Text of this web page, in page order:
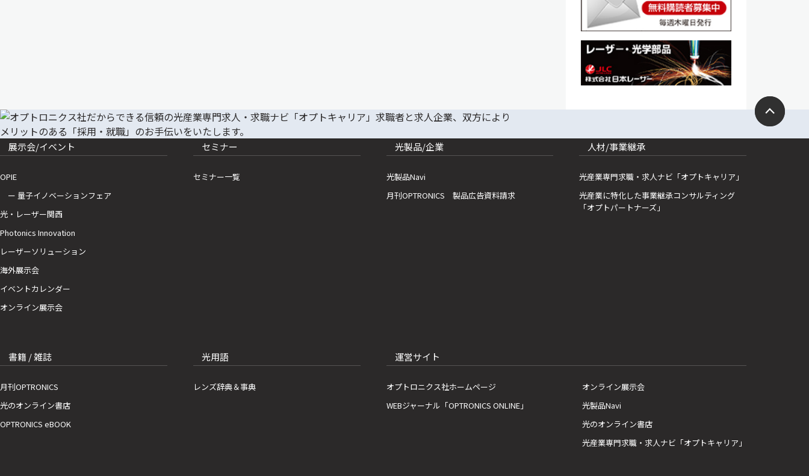
展示会/イベント
OPIE
ー 量子イノベーションフェア
光・レーザー関西
Photonics Innovation
レーザーソリューション
海外展示会
イベントカレンダー
オンライン展示会
セミナー
セミナー一覧
光製品/企業
光製品Navi
月刊OPTRONICS 製品広告資料請求
人材/事業継承
光産業専門求職・求人ナビ「オプトキャリア」
光産業に特化した事業継承コンサルティング
「オプトパートナーズ」
書籍 / 雑誌
月刊OPTRONICS
光のオンライン書店
OPTRONICS eBOOK
光用語
レンズ辞典＆事典
運営サイト
オプトロニクス社ホームページ
WEBジャーナル「OPTRONICS ONLINE」
オンライン展示会
光製品Navi
光のオンライン書店
光産業専門求職・求人ナビ「オプトキャリア」